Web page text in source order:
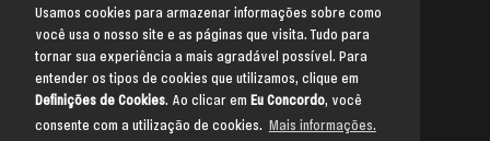
Usamos cookies para armazenar informações sobre como
você usa o nosso site e as páginas que visita. Tudo para
tornar sua experiência a mais agradável possível. Para
entender os tipos de cookies que utilizamos, clique em
Definições de Cookies. Ao clicar em Eu Concordo, você
consente com a utilização de cookies. Mais informações.
Voltar para o topo